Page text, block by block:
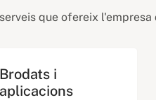
que ofereix
Brodats i
aplicacions